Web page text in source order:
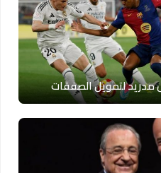
مدريد لتمويل الصفقات